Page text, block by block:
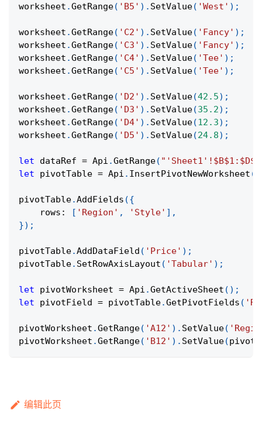
worksheet .GetRange( 'B5' ) . SetValue( 'West' ) ;
worksheet .GetRange( 'C2' ) . SetValue( 'Fancy' ) ;
worksheet .GetRange( 'C3' ) . SetValue( 'Fancy' ) ;
worksheet .GetRange( 'C4' ) . SetValue( 'Tee' ) ;
worksheet .GetRange( 'C5' ) . SetValue( 'Tee' ) ;
worksheet .GetRange( 'D2' ) . SetValue(42.5) ;
worksheet .GetRange( 'D3' ) . SetValue(35.2) ;
worksheet .GetRange( 'D4' ) . SetValue(12.3) ;
worksheet .GetRange( 'D5' ) . SetValue(24.8) ;
let dataRef = Api .GetRange(
let pivotTable = Api . InsertPivotNewWorksheet (
pivotTable.AddFields ({
rows : [ 'Region' , 'Style' ] ,
}) ;
pivotTable.AddDataField ( 'Price' ) ;
pivotTable. SetRowAxisLayout ( 'Tabular' ) ;
let pivotWorksheet = Api .GetActiveSheet ( ) ;
let pivotField = pivotTable.GetPivotFields (
pivotWorksheet .GetRange( 'A12' ) . SetValue(
pivotWorksheet .GetRange( 'B12' ) . SetValue(
编辑此页